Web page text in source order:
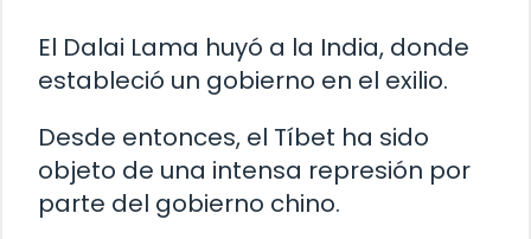
El Dalai Lama huyó a la India, donde
estableció un gobierno en el exilio.
Desde entonces, el Tíbet ha sido
objeto de una intensa represión por
parte del gobierno chino.